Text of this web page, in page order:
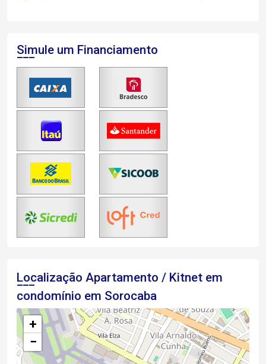
Simule um Financiamento
Localização Apartamento / Kitnet em
condomínio em Sorocaba
+
−